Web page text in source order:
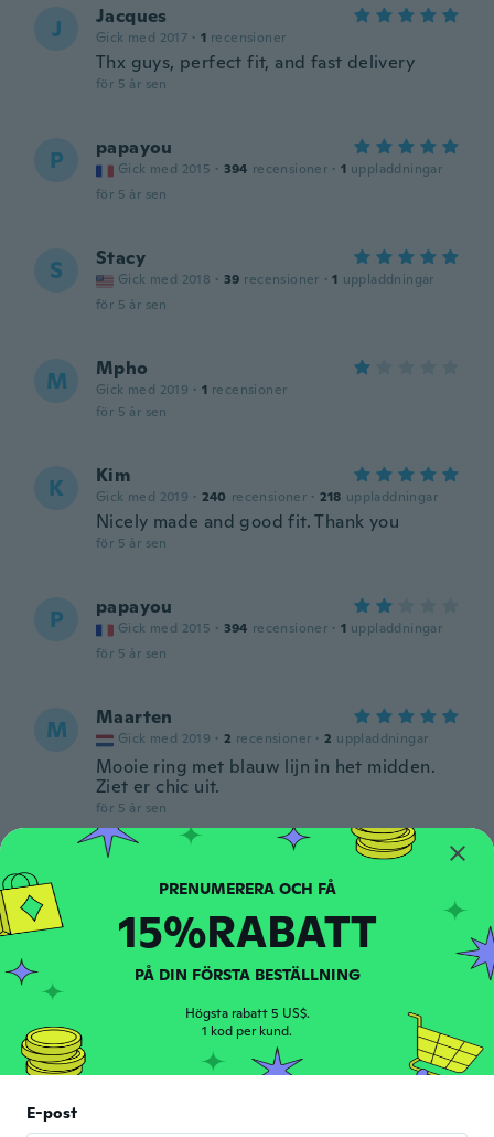
J Jacques
Gick med 2017 · 1 recensioner
Thx guys, perfect fit, and fast delivery
för 5 år sen
P papayou
Gick med 2015 · 394 recensioner · 1 uppladdningar
för 5 år sen
S Stacy
Gick med 2018 · 39 recensioner · 1 uppladdningar
för 5 år sen
M Mpho
Gick med 2019 · 1 recensioner
för 5 år sen
K Kim
Gick med 2019 · 240 recensioner · 218 uppladdningar
Nicely made and good fit. Thank you
för 5 år sen
P papayou
Gick med 2015 · 394 recensioner · 1 uppladdningar
för 5 år sen
M Maarten
Gick med 2019 · 2 recensioner · 2 uppladdningar
Mooie ring met blauw lijn in het midden.
Ziet er chic uit.
för 5 år sen
A Gick med 2018 · 18 recensioner
för 5 år sen
G
Only issue was delay in arriving.
W
PRENUMERERA OCH FÅ
15%RABATT
PÅ DIN FÖRSTA BESTÄLLNING
Högsta rabatt 5 US$.
1 kod per kund.
E-post